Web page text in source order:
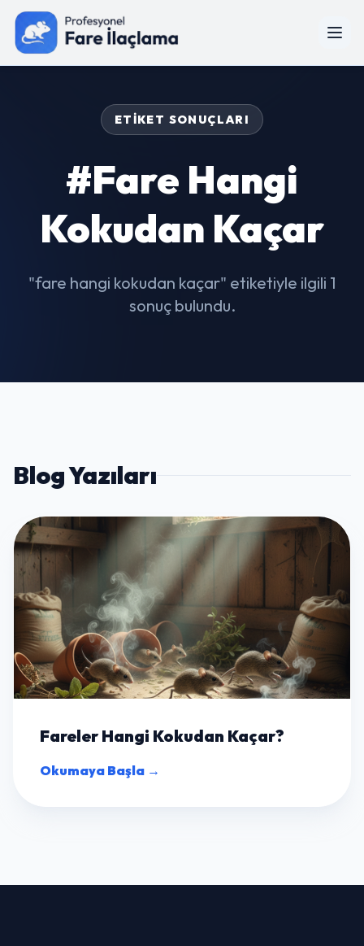
ETIKET SONUÇLARI
#fare Hangi
Kokudan Kaçar
"fare hangi kokudan kaçar" etiketiyle ilgili 1
sonuç bulundu.
Blog Yazıları
Fareler Hangi Kokudan Kaçar?
Okumaya Başla →